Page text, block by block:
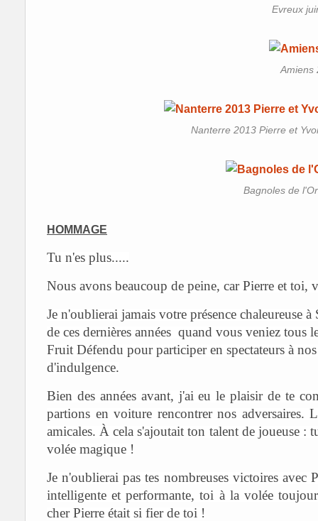
Evreux
Amiens
Nanterre 2013 Pierre et
Bagnoles de
HOMMAGE
Tu n'es plus.....
Nous avons beaucoup de peine, car Pierre et
Je n'oublierai jamais votre présence chaleureuse
de ces dernières années quand vous veniez tous
Fruit Défendu pour participer en spectateurs à
d'indulgence.
Bien des années avant, j'ai eu le plaisir de te
partions en voiture rencontrer nos adversaires.
amicales. À cela s'ajoutait ton talent de joueuse :
volée magique !
Je n'oublierai pas tes nombreuses victoires
intelligente et performante, toi à la volée
cher Pierre était si fier de toi !